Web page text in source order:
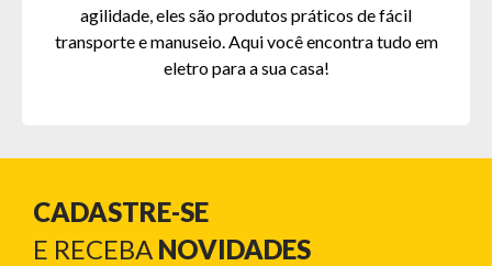
agilidade, eles são produtos práticos de fácil
transporte e manuseio. Aqui você encontra tudo em
eletro para a sua casa!
CADASTRE-SE
E RECEBA NOVIDADES